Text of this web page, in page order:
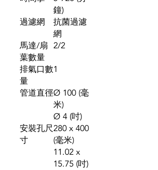
鐘)
過濾網
抗菌過濾
網
馬達/扇
葉數量
2/2
排氣口數
量
1
管道直徑Ø 100 (毫
米)
Ø 4 (吋)
安裝孔尺
寸
280 x 400
(毫米)
11.02 x
15.75 (吋)